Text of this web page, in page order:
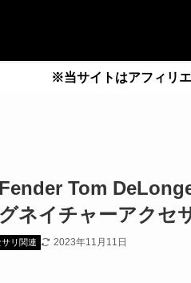
※当サイトはアフィリ
Fender Tom
グネイチャーアクセ
リ関連 2023年11月11日